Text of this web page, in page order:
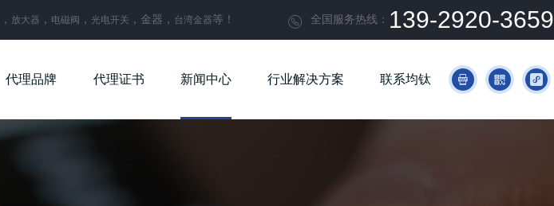
， 放大器 ， 电磁阀 ， 光电开关 ，金器， 台湾金器等！  全国服务热线： 139-2920-3659
代理品牌 代理证书 新闻中心 行业解决方案 联系均钛   